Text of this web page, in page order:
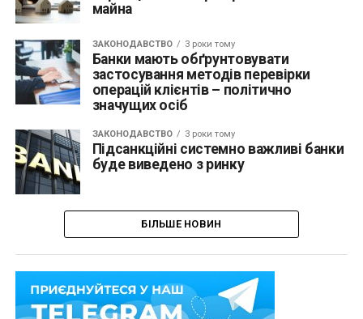
майна
ЗАКОНОДАВСТВО 3 роки тому
Банки мають обґрунтовувати
застосування методів перевірки
операцій клієнтів – політично
значущих осіб
ЗАКОНОДАВСТВО 3 роки тому
Підсанкційні системно важливі банки
буде виведено з ринку
БІЛЬШЕ НОВИН